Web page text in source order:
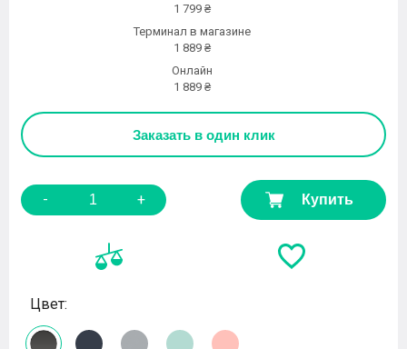
1 799 ₴
Терминал в магазине
1 889 ₴
Онлайн
1 889 ₴
Заказать в один клик
- + Купить
Цвет: